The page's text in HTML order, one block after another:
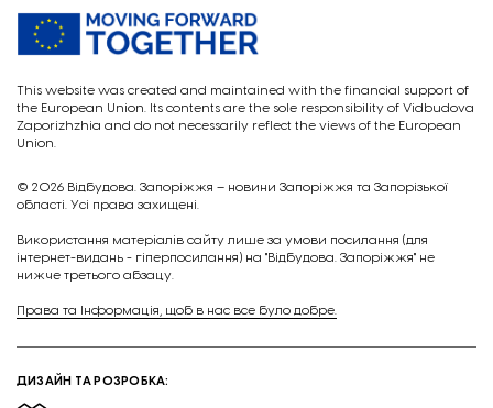
This website was created and maintained with the financial support of
the European Union. Its contents are the sole responsibility of Vidbudova
Zaporizhzhia and do not necessarily reflect the views of the European
Union.
© 2026 Відбудова. Запоріжжя – новини Запоріжжя та Запорізької
області. Усі права захищені.
Викориcтання матеріалів сайту лише за умови посилання (для
інтернет-видань - гіперпосилання) на "Відбудова. Запоріжжя" не
нижче третього абзацу.
Права та Інформація, щоб в нас все було добре.
ДИЗАЙН ТА РОЗРОБКА: